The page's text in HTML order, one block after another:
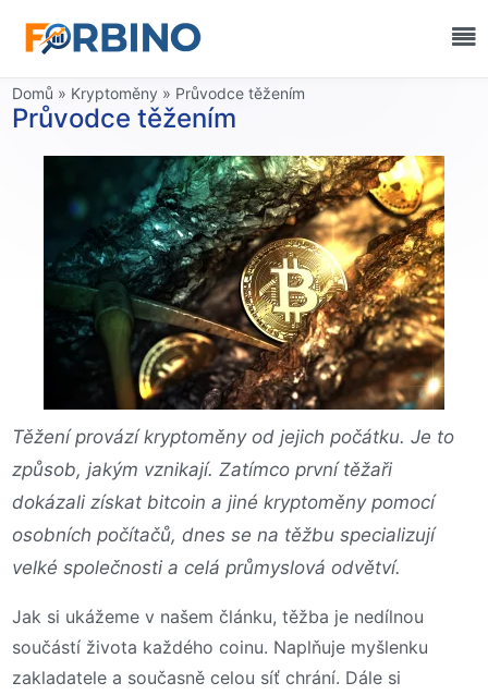
Domů » Kryptoměny » Průvodce těžením
Průvodce těžením
Těžení provází kryptoměny od jejich počátku. Je to
způsob, jakým vznikají. Zatímco první těžaři
dokázali získat bitcoin a jiné kryptoměny pomocí
osobních počítačů, dnes se na těžbu specializují
velké společnosti a celá průmyslová odvětví.
Jak si ukážeme v našem článku, těžba je nedílnou
součástí života každého coinu. Naplňuje myšlenku
zakladatele a současně celou síť chrání. Dále si